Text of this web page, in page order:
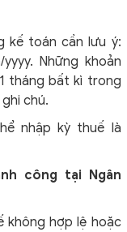
kế toán cần lưu ý:
Những khoản
tháng bất kì trong
chú.
nhập kỳ thuế là
công tại Ngân
không hợp lệ hoặc